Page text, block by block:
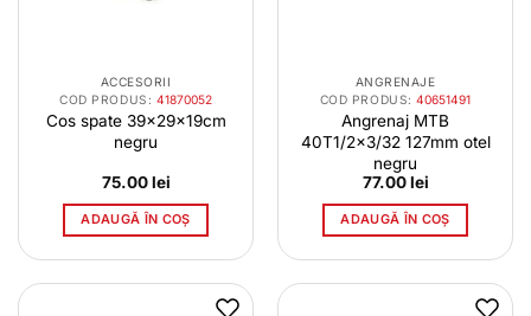
ACCESORII
COD PRODUS: 41870052
Cos spate 39x29x19cm
negru
75.00lei
ADAUGĂ ÎN COȘ
ANGRENAJE
COD PRODUS:40651491
Angrenaj MTB
40T1/2×3/32 127mm otel
negru
77.00lei
ADAUGĂ ÎN COȘ